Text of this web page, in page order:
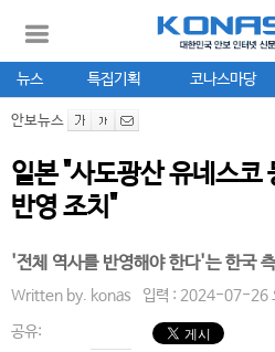
뉴스 특집기획 코나스마당
안보뉴스
일본 "사도광산 유네스
반영 조치"
'전체 역사를 반영해야 한다'는 한국
Written by. konas 입력 : 2024-07-26
공유: